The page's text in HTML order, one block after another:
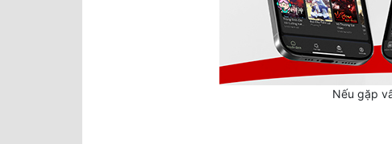
Nếu gặp